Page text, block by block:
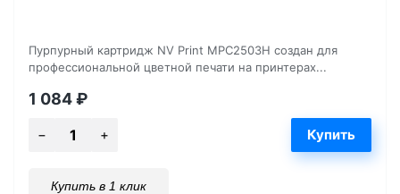
Пурпурный картридж NV Print MPC2503H создан для
профессиональной цветной печати на принтерах...
1 084₽
Купить в 1 клик